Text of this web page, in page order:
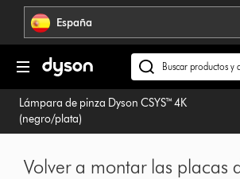
Omitir
navegación España
Buscar
en
dyson.es
Lámpara de pinza Dyson CSYS™ 4K
(negro/plata)
Volver a montar las placas